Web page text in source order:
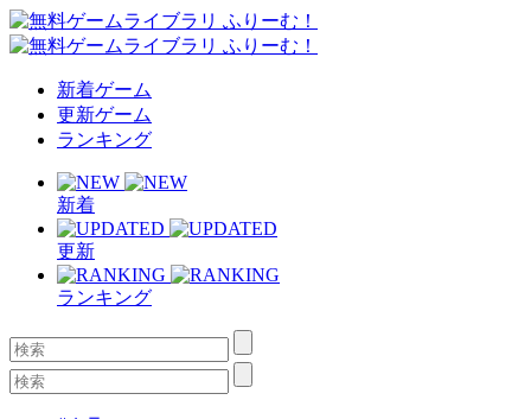
新着ゲーム
更新ゲーム
ランキング
新着
更新
ランキング